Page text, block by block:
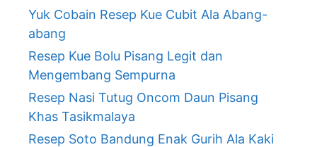
Yuk Cobain Resep Kue Cubit Ala Abang-
abang
Resep Kue Bolu Pisang Legit dan
Mengembang Sempurna
Resep Nasi Tutug Oncom Daun Pisang
Khas Tasikmalaya
Resep Soto Bandung Enak Gurih Ala Kaki